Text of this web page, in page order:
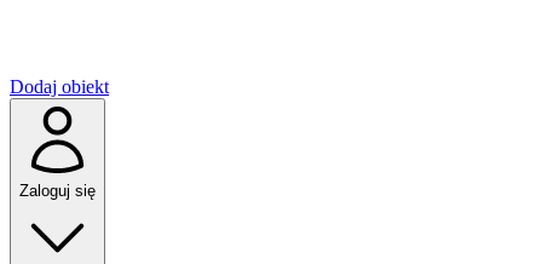
Dodaj obiekt
Zaloguj się